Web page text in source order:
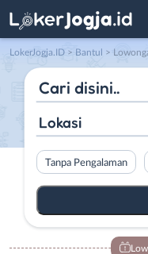
LokerJogja.ID > Bantul > Lowongan
Lokasi
Tanpa Pengalaman